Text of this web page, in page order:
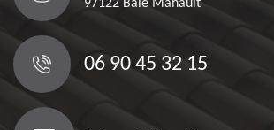
97122 Baie Mahault
06 90 45 32 15